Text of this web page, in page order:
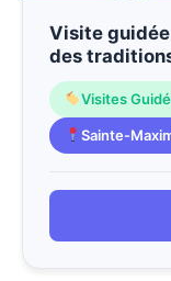
Visite
des
Visites
Sainte-